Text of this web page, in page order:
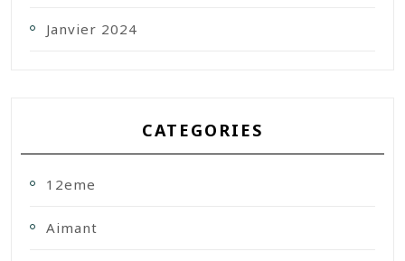
Janvier 2024
CATEGORIES
12eme
Aimant